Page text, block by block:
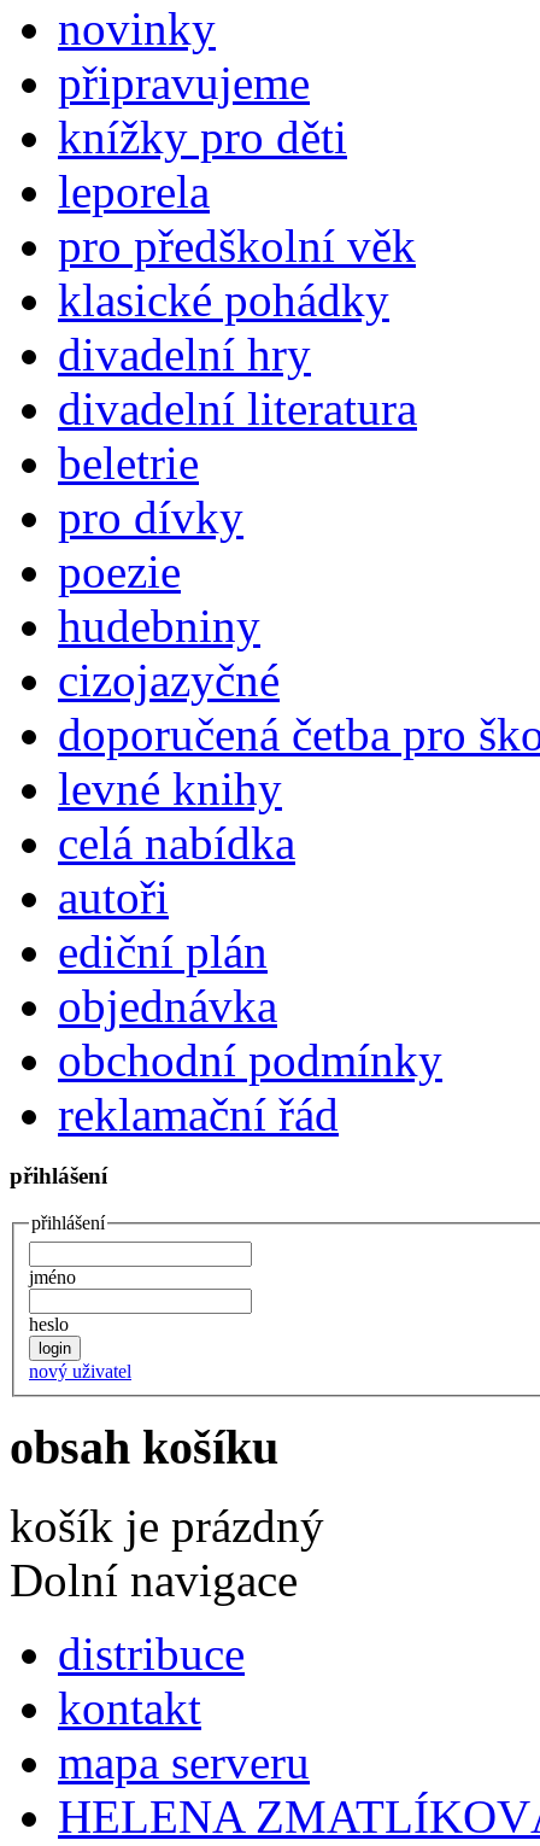
novinky
připravujeme
knížky pro děti
leporela
pro předškolní věk
klasické pohádky
divadelní hry
divadelní literatura
beletrie
pro dívky
poezie
hudebniny
cizojazyčné
doporučená četba pro
levné knihy
celá nabídka
autoři
ediční plán
objednávka
obchodní podmínky
reklamační řád
přihlášení
přihlášení
jméno
heslo
nový uživatel
obsah košíku
košík je prázdný
Dolní navigace
distribuce
kontakt
mapa serveru
HELENA